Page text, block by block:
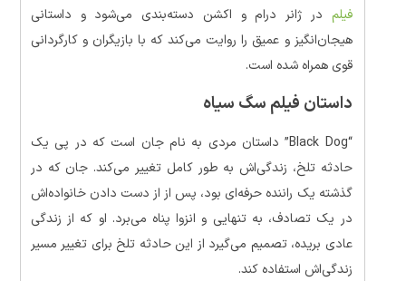
فیلم در ژانر درام و اکشن دسته‌بندی می‌شود و داستانی
هیجان‌انگیز و عمیق را روایت می‌کند که با بازیگران و کارگردانی
قوی همراه شده است.
داستان فیلم سگ سیاه
“Black Dog” داستان مردی به نام جان است که در پی یک
حادثه تلخ، زندگی‌اش به طور کامل تغییر می‌کند. جان که در
گذشته یک راننده حرفه‌ای بود، پس از از دست دادن خانواده‌اش
در یک تصادف، به تنهایی و انزوا پناه می‌برد. او که از زندگی
عادی بریده، تصمیم می‌گیرد از این حادثه تلخ برای تغییر مسیر
زندگی‌اش استفاده کند.